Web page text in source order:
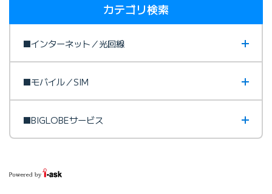
カテゴリ検索
■インターネット／光回線
■モバイル／SIM
■BIGLOBEサービス